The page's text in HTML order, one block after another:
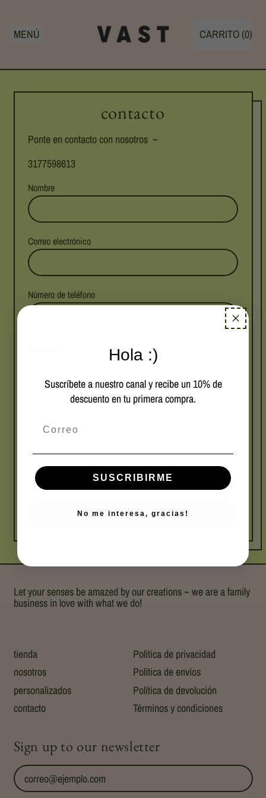
MENÚ CARRITO (0)
ARTÍCULOS
contacto
Ponte en contacto con nosotros ~
3177598613
Nombre
Correo electrónico
Número de teléfono
Let your senses be amazed by our creations ~ we are a family
business in love with what we do!
tienda
nosotros
personalizados
contacto
Política de privacidad
Política de envíos
Política de devolución
Términos y condiciones
Sign up to our newsletter
Dirección de correo electrónico
Hola :)
Suscríbete a nuestro canal y recibe un 10% de
descuento en tu primera compra.
SUSCRIBIRME
No me interesa, gracias!